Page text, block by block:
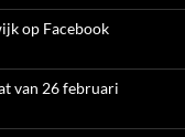
op Facebook
van 26 februari